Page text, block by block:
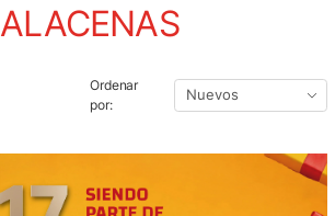
ALACENAS
Ordenar
por: